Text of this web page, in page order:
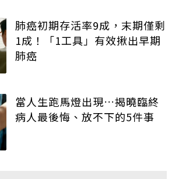
肺癌初期存活率9成，末期僅剩
1成！「1工具」有效揪出早期
肺癌
當人生跑馬燈出現…揭曉臨終
病人最後悔、放不下的5件事